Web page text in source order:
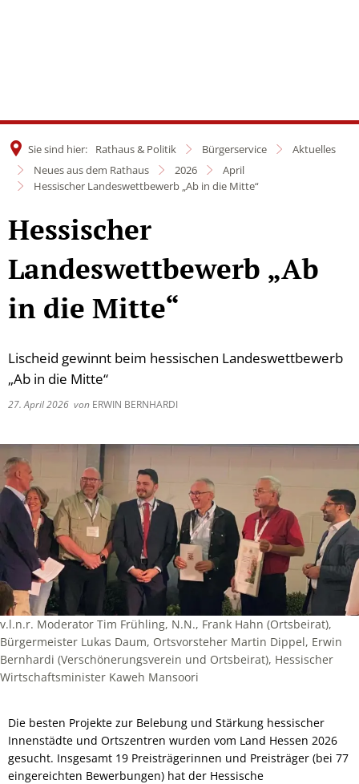
Sie sind hier: Rathaus & Politik Bürgerservice
Aktuelles
Neues aus dem Rathaus
2026
April
Hessischer Landeswettbewerb „Ab in die Mitte“
Hessischer
Landeswettbewerb „Ab
in die Mitte“
Lischeid gewinnt beim hessischen Landeswettbewerb
„Ab in die Mitte“
27. April 2026 von ERWIN BERNHARDI
v.l.n.r. Moderator Tim Frühling, N.N., Frank Hahn (Ortsbeirat),
Bürgermeister Lukas Daum, Ortsvorsteher Martin Dippel, Erwin
Bernhardi (Verschönerungsverein und Ortsbeirat), Hessischer
Wirtschaftsminister Kaweh Mansoori
Die besten Projekte zur Belebung und Stärkung hessischer
Innenstädte und Ortszentren wurden vom Land Hessen 2026
gesucht. Insgesamt 19 Preisträgerinnen und Preisträger (bei 77
eingereichten Bewerbungen) hat der Hessische